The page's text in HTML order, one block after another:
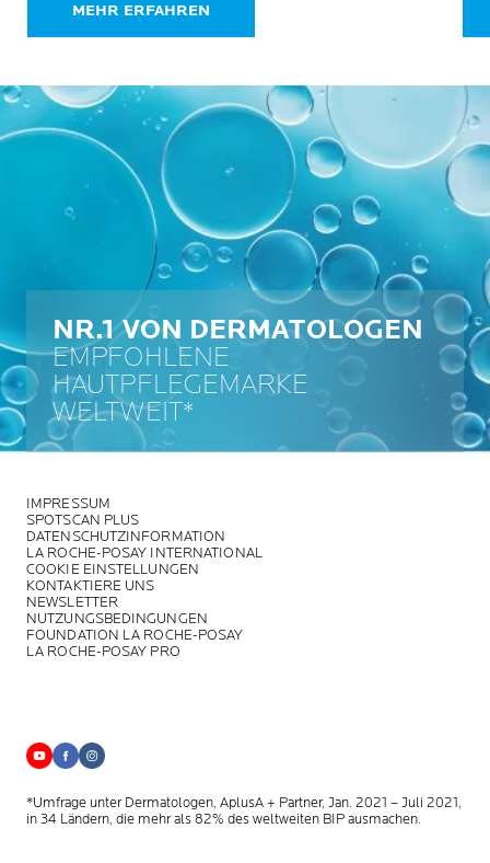
MEHR ERFAHREN
NR.1 VON DERMATOLOGEN
EMPFOHLENE
HAUTPFLEGEMARKE
WELTWEIT*
IMPRESSUM
SPOTSCAN PLUS
DATENSCHUTZINFORMATION
LA ROCHE-POSAY INTERNATIONAL
COOKIE EINSTELLUNGEN
KONTAKTIERE UNS
NEWSLETTER
NUTZUNGSBEDINGUNGEN
FOUNDATION LA ROCHE-POSAY
LA ROCHE-POSAY PRO
*Umfrage unter Dermatologen, AplusA + Partner, Jan. 2021 – Juli 2021,
in 34 Ländern, die mehr als 82% des weltweiten BIP ausmachen.